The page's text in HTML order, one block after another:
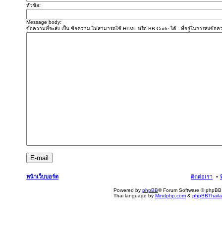
หัวข้อ:
Message body:
ข้อความที่จะส่ง เป็น ข้อความ ไม่สามารถใช้ HTML หรือ BB Code ได้ . ที่อยู่ในการส่งข้อ
หน้าเว็บบอร์ด ติดต่อเรา
Powered by phpBB® Forum Software © phpBB
Thai language by Mindphp.com &